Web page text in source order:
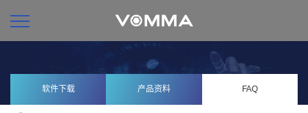
软件下载 产品资料 FAQ